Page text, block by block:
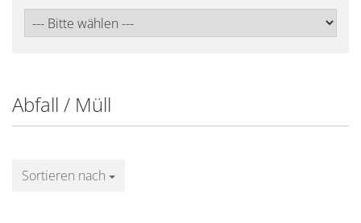
Abfall / Müll
Sortieren nach
Sortieren nach